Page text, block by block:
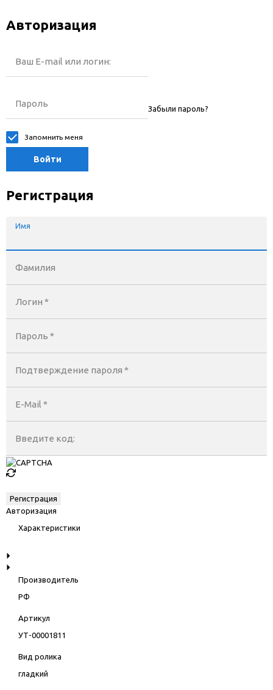
Авторизация
Ваш E-mail или логин:
Пароль Забыли пароль?
Запомнить меня
Войти
Регистрация
Имя
Фамилия
Логин *
Пароль *
Подтверждение пароля *
E-Mail*
Введите код:
Авторизация
Характеристики
Производитель
РФ
Артикул
УТ-00001811
Вид ролика
гладкий